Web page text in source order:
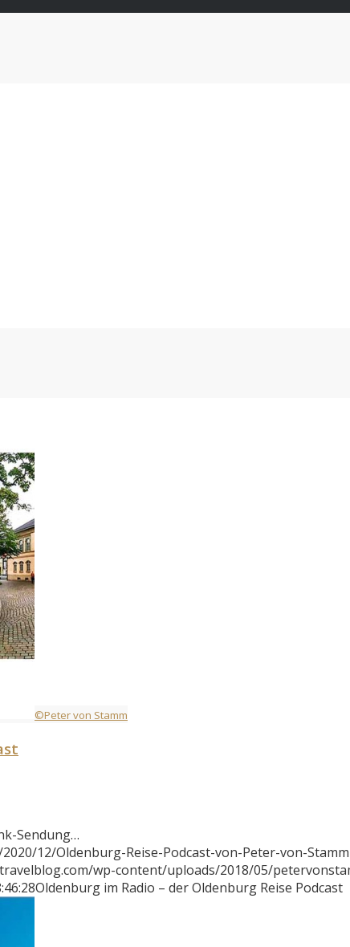
©Peter von Stamm
Sendung…
12/Oldenburg-Reise-Podcast-von-Peter-von-
wp-content/uploads/2018/05/
Oldenburg im Radio – der Oldenburg Reise Podcast